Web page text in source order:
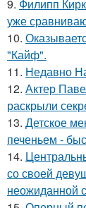
9. Филипп
уже
10.
"Кайф".
11. Недавно
12. Актер
раскрыли
13. Детское
печеньем -
14.
со своей
неожиданной